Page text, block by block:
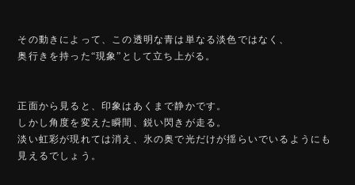
その動きによって、この透明な青は単なる淡色ではなく、
奥行きを持った“現象”として立ち上がる。
正面から見ると、印象はあくまで静かです。
しかし角度を変えた瞬間、鋭い閃きが走る。
淡い虹彩が現れては消え、氷の奥で光だけが揺らいでいるようにも
見えるでしょう。